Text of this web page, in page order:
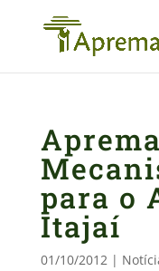
para o
Itajaí
01/10/2012|